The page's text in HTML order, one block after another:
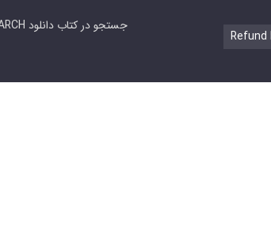
SEARCH جستجو در کتاب دانلود